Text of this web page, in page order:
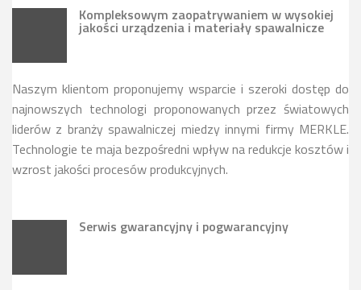
Kompleksowym zaopatrywaniem w wysokiej
jakości urządzenia i materiały spawalnicze
Naszym klientom proponujemy wsparcie i szeroki dostęp do
najnowszych technologi proponowanych przez światowych
liderów z branży spawalniczej miedzy innymi firmy MERKLE.
Technologie te maja bezpośredni wpływ na redukcje kosztów i
wzrost jakości procesów produkcyjnych.
Serwis gwarancyjny i pogwarancyjny